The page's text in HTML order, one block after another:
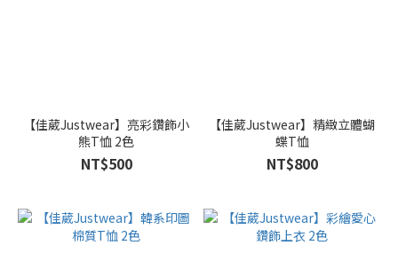
【佳葳Justwear】亮彩鑽飾小
熊T恤 2色
NT$500
【佳葳Justwear】精緻立體蝴
蝶T恤
NT$800